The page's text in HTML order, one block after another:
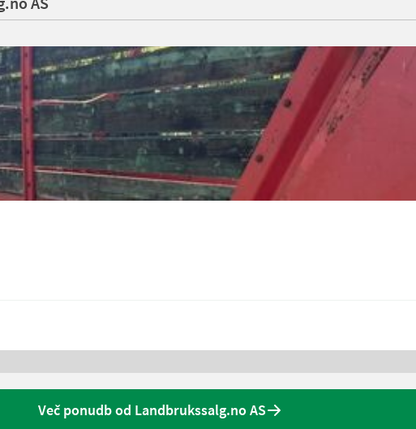
Več ponudb od Landbrukssalg.no AS